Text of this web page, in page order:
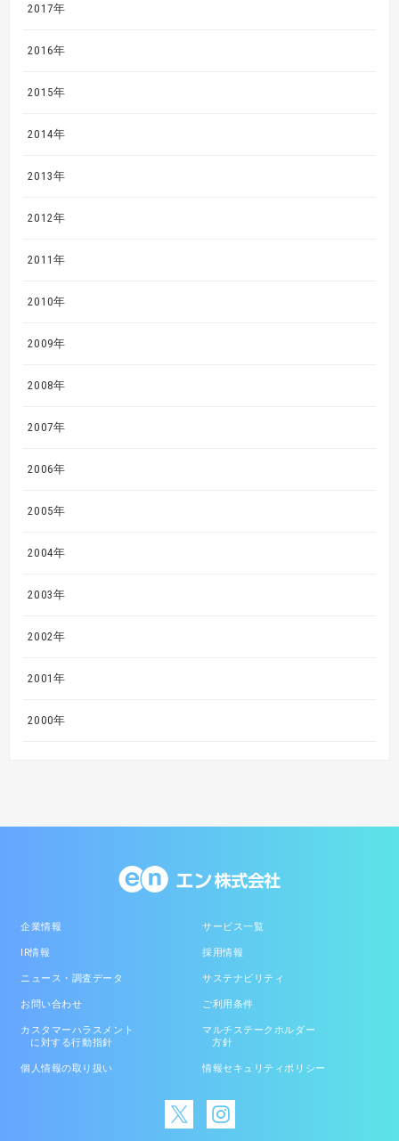
2017年
2016年
2015年
2014年
2013年
2012年
2011年
2010年
2009年
2008年
2007年
2006年
2005年
2004年
2003年
2002年
2001年
2000年
企業情報 サービス一覧
IR情報 採用情報
ニュース・調査データ サステナビリティ
お問い合わせ ご利用条件
カスタマーハラスメント
に対する行動指針
マルチステークホルダー
方針
個人情報の取り扱い 情報セキュリティポリシー